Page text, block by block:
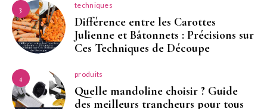
3 techniques
Différence entre les Carottes
Julienne et Bâtonnets : Précisions sur
Ces Techniques de Découpe
4 produits
Quelle mandoline choisir ? Guide
des meilleurs trancheurs pour tous